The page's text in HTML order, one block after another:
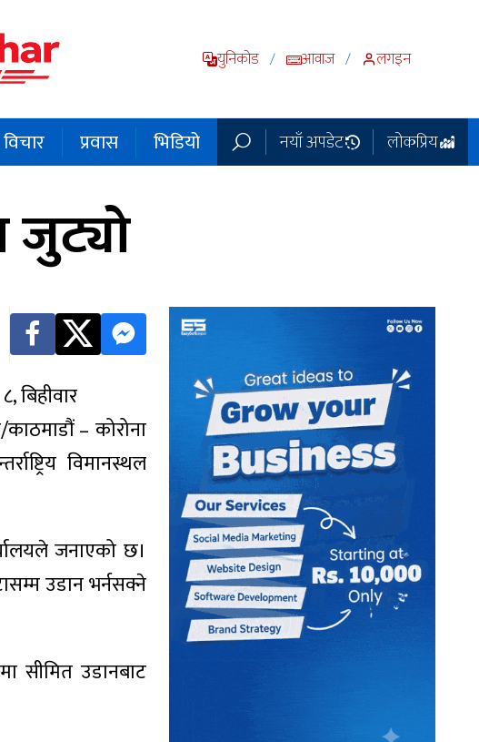
युनिकोड / आवाज / लगइन
विचार प्रवास भिडियो नयाँ अपडेट लोकप्रिय
जुट्यो
बिहीवार
– कोरोना
विमानस्थल
जनाएको छ।
उडान भर्नसक्ने
सीमित उडानबाट